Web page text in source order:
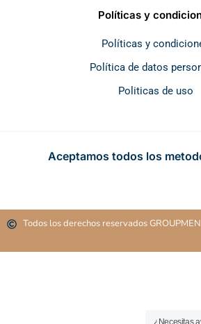
Políticas y
Políticas y
Política de datos
Politicas de uso
Aceptamos todos los
Todos los derechos reservados GROUPMEN
¿Necesitas